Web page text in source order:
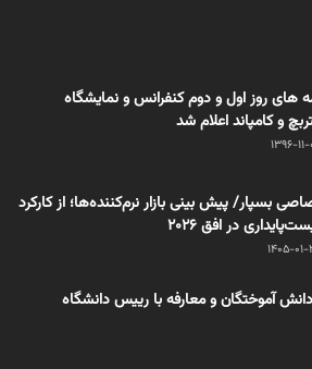
های روز اول و دوم کنفرانس و نمایشگاه
و کامپاند اعلام شد
1396-
بسپار/ پیش بینی بازار نرم‌کننده‌ها؛ از کارکرد
در افق 2026
1405-
آموختگان و معارفه با رییس دانشگاه